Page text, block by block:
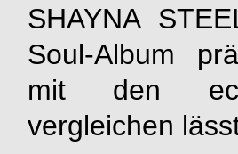
SHAYNA
Soul-Album
mit den
vergleichen